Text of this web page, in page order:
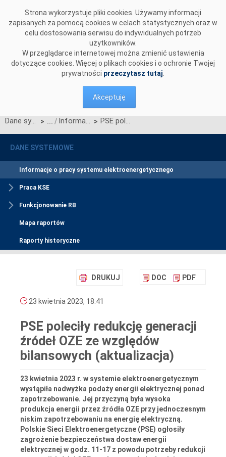
Strona wykorzystuje pliki cookies. Używamy informacji
zapisanych za pomocą cookies w celach statystycznych oraz w
celu dostosowania serwisu do indywidualnych potrzeb
użytkowników.
W przeglądarce internetowej można zmienić ustawienia
dotyczące cookies. Więcej o plikach cookies i o ochronie Twojej
prywatności przeczytasz tutaj
Akceptuję
Dane systemowe > Informacje o pracy systemu elektroenergetycznego > PSE poleciły redukcję generacji źródeł OZE ze względów bilansowych (aktualizacja)
DANE SYSTEMOWE
Informacje o pracy systemu elektroenergetycznego
Praca KSE
Funkcjonowanie RB
Mapa raportów
Raporty historyczne
DRUKUJ DOC PDF
23 kwietnia 2023, 18:41
PSE poleciły redukcję generacji
źródeł OZE ze względów
bilansowych (aktualizacja)
23 kwietnia 2023 r. w systemie elektroenergetycznym
wystąpiła nadwyżka podaży energii elektrycznej ponad
zapotrzebowanie. Jej przyczyną była wysoka
produkcja energii przez źródła OZE przy jednoczesnym
niskim zapotrzebowaniu na energię elektryczną.
Polskie Sieci Elektroenergetyczne (PSE) ogłosiły
zagrożenie bezpieczeństwa dostaw energii
elektrycznej w godz. 11-17 z powodu potrzeby redukcji